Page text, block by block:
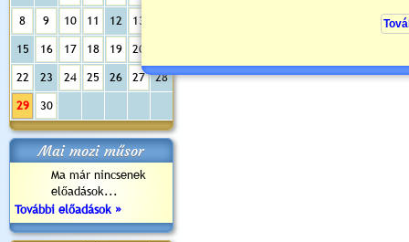
8 9 10 11 12 13
15 16 17 18 19 20
22 23 24 25 26 27 28
29 30
Mai mozi műsor
Ma már nincsenek
előadások...
További előadások »